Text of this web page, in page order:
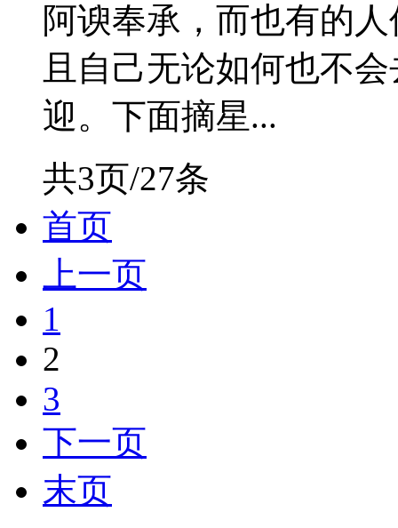
阿谀奉承，而也有的
且自己无论如何也不
迎。下面摘星...
共3页/27条
首页
上一页
1
2
3
下一页
末页